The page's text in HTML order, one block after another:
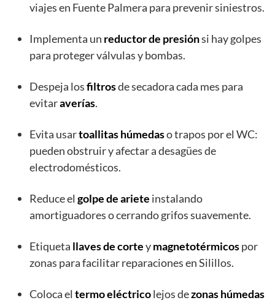
viajes en Fuente Palmera para prevenir siniestros.
Implementa un reductor de presiónsi hay golpes
para proteger válvulas y bombas.
Despeja losfiltrosde secadora cada mes para
evitaraverías.
Evita usartoallitas húmedaso trapos por el WC:
pueden obstruir y afectar a desagües de
electrodomésticos.
Reduce el golpe de ariete instalando
amortiguadores o cerrando grifos suavemente.
Etiqueta llaves de corteymagnetotérmicospor
zonas para facilitar reparaciones en Silillos.
Coloca el termo eléctricolejos dezonas húmedas